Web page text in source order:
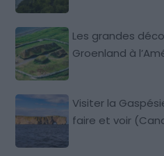
Les grandes
Groenland à
Visiter la
faire et voir